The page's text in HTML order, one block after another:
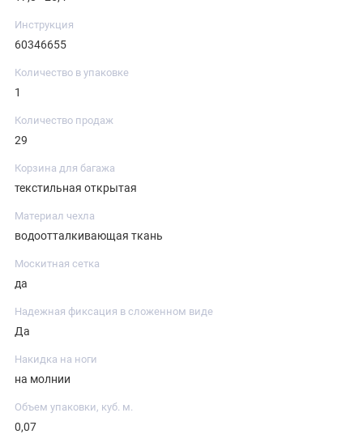
Инструкция
60346655
Количество в упаковке
1
Количество продаж
29
Корзина для багажа
текстильная открытая
Материал чехла
водоотталкивающая ткань
Москитная сетка
да
Надежная фиксация в сложенном виде
Да
Накидка на ноги
на молнии
Объем упаковки, куб. м.
0,07